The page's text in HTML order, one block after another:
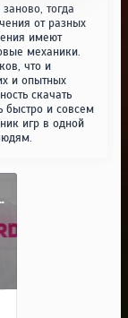
тогда
от разных
имеют
механики.
что и
и опытных
скачать
быстро и совсем
игр в одной